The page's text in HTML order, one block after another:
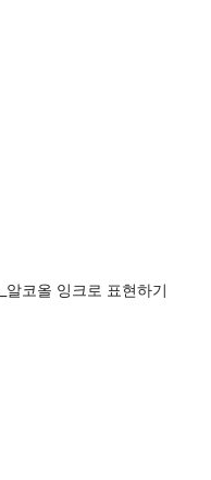
_알코올 잉크로 표현하기